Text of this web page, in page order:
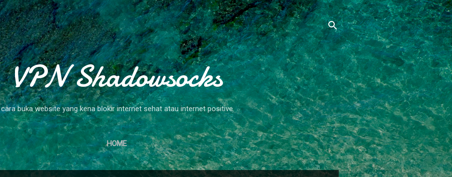
Skip to main content
VPN Shadowsocks
cara buka website yang kena blokir internet sehat atau internet positive
HOME